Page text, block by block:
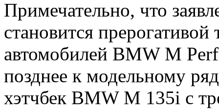
Примечательно, что
становится
автомобилей BMW M
позднее к модельному
хэтчбек BMW M 135i с